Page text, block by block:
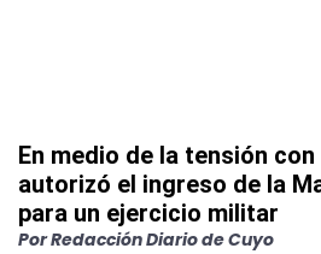
En medio de la tensión con
autorizó el ingreso de la
para un ejercicio militar
PorRedacción Diario de Cuyo